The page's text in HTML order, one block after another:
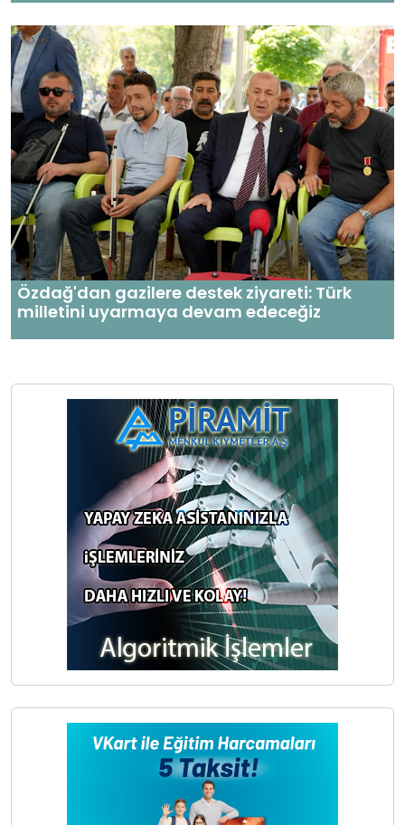
Özdağ'dan gazilere destek ziyareti: Türk
milletini uyarmaya devam edeceğiz